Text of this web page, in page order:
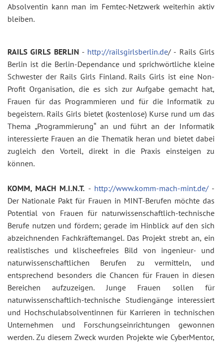
Absolventin kann man im Femtec-Netzwerk weiterhin aktiv
bleiben.
RAILS GIRLS BERLIN - http://railsgirlsberlin.de/ - Rails Girls
Berlin ist die Berlin-Dependance und sprichwörtliche kleine
Schwester der Rails Girls Finland. Rails Girls ist eine Non-
Profit Organisation, die es sich zur Aufgabe gemacht hat,
Frauen für das Programmieren und für die Informatik zu
begeistern. Rails Girls bietet (kostenlose) Kurse rund um das
Thema „Programmierung“ an und führt an der Informatik
interessierte Frauen an die Thematik heran und bietet dabei
zugleich den Vorteil, direkt in die Praxis einsteigen zu
können.
KOMM, MACH M.I.N.T. - http://www.komm-mach-mint.de/-
Der Nationale Pakt für Frauen in MINT-Berufen möchte das
Potential von Frauen für naturwissenschaftlich-technische
Berufe nutzen und fördern; gerade im Hinblick auf den sich
abzeichnenden Fachkräftemangel. Das Projekt strebt an, ein
realistisches und klischeefreies Bild von ingenieur- und
naturwissenschaftlichen Berufen zu vermitteln, und
entsprechend besonders die Chancen für Frauen in diesen
Bereichen aufzuzeigen. Junge Frauen sollen für
naturwissenschaftlich-technische Studiengänge interessiert
und Hochschulabsolventinnen für Karrieren in technischen
Unternehmen und Forschungseinrichtungen gewonnen
werden. Zu diesem Zweck wurden Projekte wie CyberMentor,